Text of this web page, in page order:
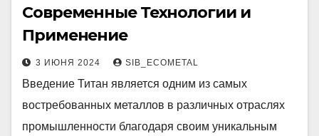
Современные Технологии и
Применение
3 ИЮНЯ 2024 SIB_ECOMETAL
Введение Титан является одним из самых
востребованных металлов в различных отраслях
промышленности благодаря своим уникальным